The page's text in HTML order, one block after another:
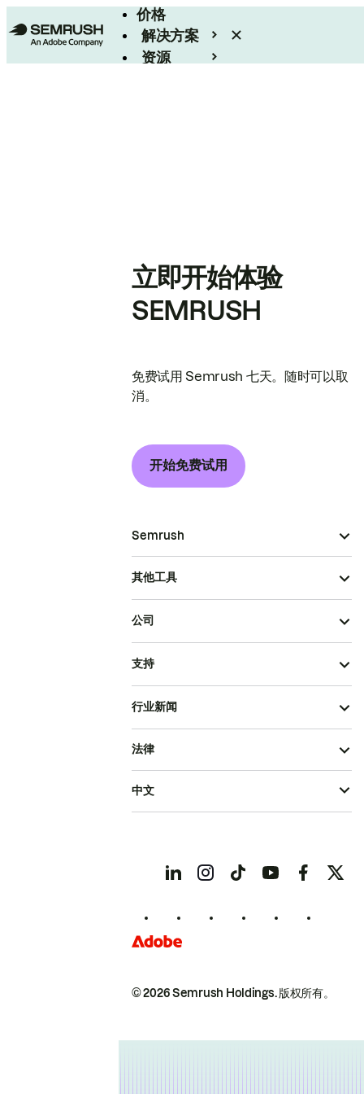
价格
解决方案
资源
立即开始体验
SEMRUSH
免费试用 Semrush 七天。随时可以取
消。
开始免费试用
Semrush
其他工具
公司
支持
行业新闻
© 2026 Semrush Holdings.版权所有。
法律
中文